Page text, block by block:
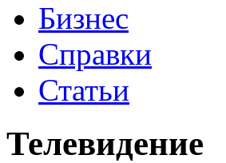
Бизнеc
Справки
Статьи
Телевидение